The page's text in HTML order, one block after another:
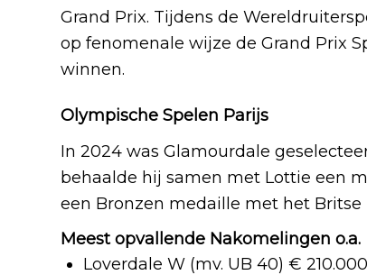
Grand Prix. Tijdens de
op fenomenale wijze de Grand Prix
winnen.
Olympische Spelen Parijs
In 2024 was Glamourdale
behaalde hij samen met Lottie een
een Bronzen medaille met het Britse
Meest opvallende Nakomelingen o.a.
Loverdale W (mv. UB 40) €